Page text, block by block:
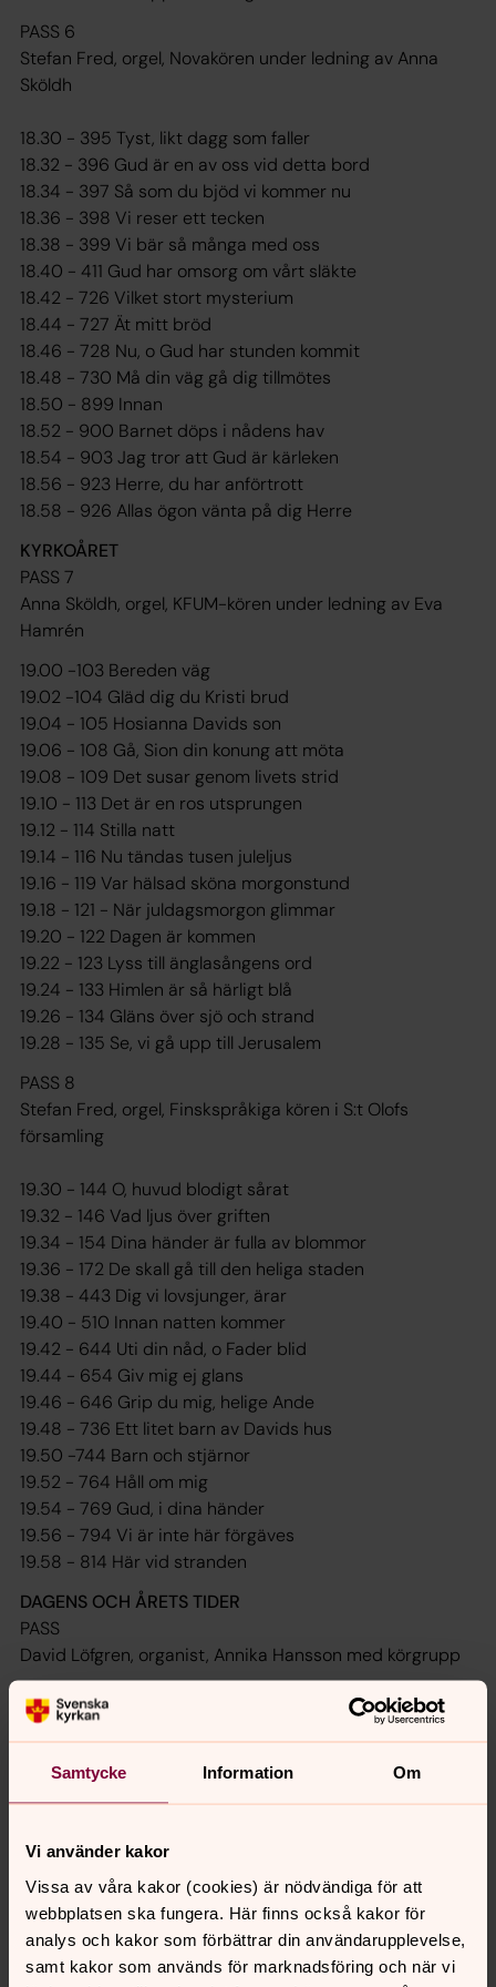
Samtycke Information Om
Vi använder kakor
Vissa av våra kakor (cookies) är nödvändiga för att
webbplatsen ska fungera. Här finns också kakor för
analys och kakor som förbättrar din användarupplevelse,
samt kakor som används för marknadsföring och när vi
PASS 6
Stefan Fred, orgel, Novakören under ledning av Anna
Sköldh
18.30 - 395 Tyst, likt dagg som faller
18.32 - 396 Gud är en av oss vid detta bord
18.34 - 397 Så som du bjöd vi kommer nu
18.36 - 398 Vi reser ett tecken
18.38 - 399 Vi bär så många med oss
18.40 - 411 Gud har omsorg om vårt släkte
18.42 - 726 Vilket stort mysterium
18.44 - 727 Ät mitt bröd
18.46 - 728 Nu, o Gud har stunden kommit
18.48 - 730 Må din väg gå dig tillmötes
18.50 - 899 Innan
18.52 - 900 Barnet döps i nådens hav
18.54 - 903 Jag tror att Gud är kärleken
18.56 - 923 Herre, du har anförtrott
18.58 - 926 Allas ögon vänta på dig Herre
KYRKOÅRET
PASS 7
Anna Sköldh, orgel, KFUM-kören under ledning av Eva
Hamrén
19.00 -103 Bereden väg
19.02 -104 Gläd dig du Kristi brud
19.04 - 105 Hosianna Davids son
19.06 - 108 Gå, Sion din konung att möta
19.08 - 109 Det susar genom livets strid
19.10 - 113 Det är en ros utsprungen
19.12 - 114 Stilla natt
19.14 - 116 Nu tändas tusen juleljus
19.16 - 119 Var hälsad sköna morgonstund
19.18 - 121 - När juldagsmorgon glimmar
19.20 - 122 Dagen är kommen
19.22 - 123 Lyss till änglasångens ord
19.24 - 133 Himlen är så härligt blå
19.26 - 134 Gläns över sjö och strand
19.28 - 135 Se, vi gå upp till Jerusalem
PASS 8
Stefan Fred, orgel, Finskspråkiga kören i S:t Olofs
församling
19.30 - 144 O, huvud blodigt sårat
19.32 - 146 Vad ljus över griften
19.34 - 154 Dina händer är fulla av blommor
19.36 - 172 De skall gå till den heliga staden
19.38 - 443 Dig vi lovsjunger, ärar
19.40 - 510 Innan natten kommer
19.42 - 644 Uti din nåd, o Fader blid
19.44 - 654 Giv mig ej glans
19.46 - 646 Grip du mig, helige Ande
19.48 - 736 Ett litet barn av Davids hus
19.50 -744 Barn och stjärnor
19.52 - 764 Håll om mig
19.54 - 769 Gud, i dina händer
19.56 - 794 Vi är inte här förgäves
19.58 - 814 Här vid stranden
DAGENS OCH ÅRETS TIDER
PASS
David Löfgren, organist, Annika Hansson med körgrupp
20.00 - 175 Den signade dag
20.04 - 179 Morgon mellan fjällen
20.06 - 180 Var dag är en sällsam gåva
20.10 - 182 Det ljusnar sakta
20.14 - 185 O Kriste, du som ljuset är
20.16 - 188 Så går en dag än från vår tid
20.18 - 189 Bliv kvar hos mig
20.20 - 190 Bred dina vida vingar